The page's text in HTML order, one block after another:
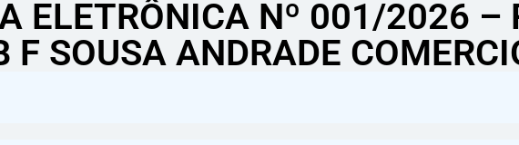
ELETRÔNICA Nº 001/2026 –
SOUSA ANDRADE